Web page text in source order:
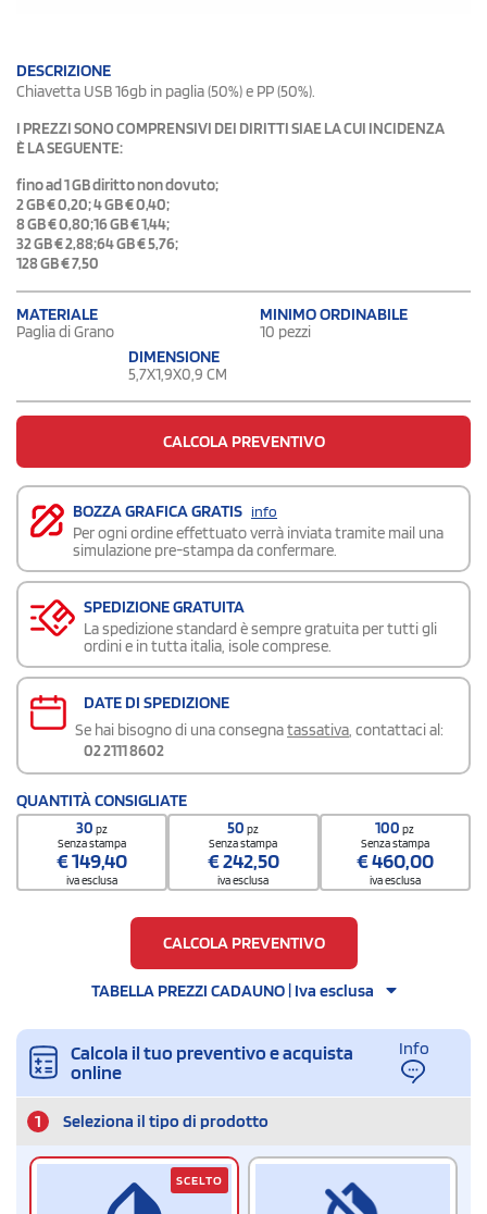
DESCRIZIONE
Chiavetta USB 16gb in paglia (50%) e PP (50%).
I PREZZI SONO COMPRENSIVI DEI DIRITTI SIAE LA CUI INCIDENZA
È LA SEGUENTE:
fino ad 1 GB diritto non dovuto;
2 GB € 0,20; 4 GB € 0,40;
8 GB € 0,80;16 GB € 1,44;
32 GB € 2,88;64 GB € 5,76;
128 GB € 7,50
MATERIALE
Paglia di Grano
MINIMO ORDINABILE
10 pezzi
DIMENSIONE
5,7X1,9X0,9 CM
CALCOLA PREVENTIVO
BOZZA GRAFICA GRATIS info
Per ogni ordine effettuato verrà inviata tramite mail una
simulazione pre-stampa da confermare.
SPEDIZIONE GRATUITA
La spedizione standard è sempre gratuita per tutti gli
ordini e in tutta italia, isole comprese.
DATE DI SPEDIZIONE
Se hai bisogno di una consegnatassativa, contattaci al:
02 2111 8602
QUANTITÀ CONSIGLIATE
30pz
Senza stampa
€149,40
iva esclusa
50pz
Senza stampa
€242,50
iva esclusa
100pz
Senza stampa
€460,00
iva esclusa
CALCOLA PREVENTIVO
TABELLA PREZZI CADAUNO | Iva esclusa
Calcola il tuo preventivo e acquista
online
Info
1 Seleziona il tipo di prodotto
SCELTO